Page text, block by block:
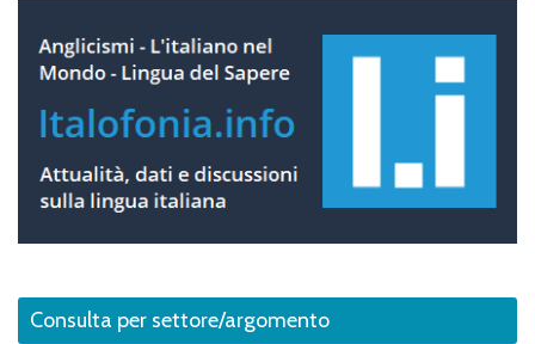
Consulta per settore/argomento